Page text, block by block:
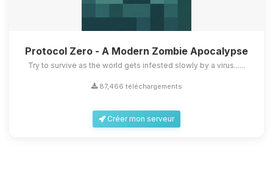
Protocol Zero - A Modern Zombie Apocalypse
Try to survive as the world gets infested slowly by a virus......
87,466 téléchargements
Créer mon serveur